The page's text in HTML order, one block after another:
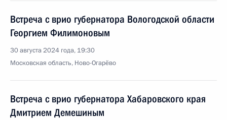
Встреча с врио губернатора Вологодской области
Георгием Филимоновым
30 августа 2024 года, 19:30
Московская область, Ново-Огарёво
Встреча с врио губернатора Хабаровского края
Дмитрием Демешиным